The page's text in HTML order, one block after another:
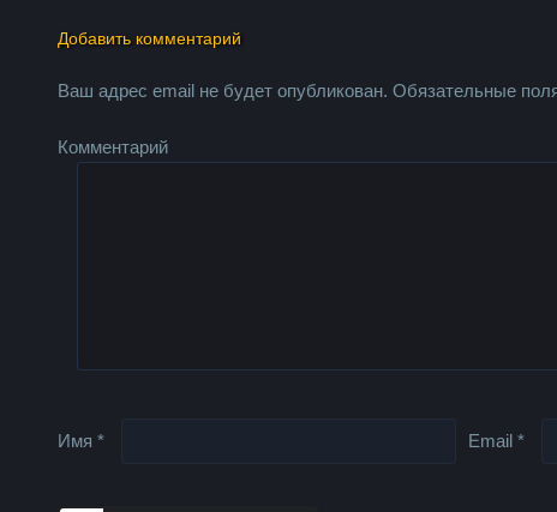
Добавить комментарий
Ваш адрес email не будет опубликован. Обязательные
Комментарий
Имя* Email*